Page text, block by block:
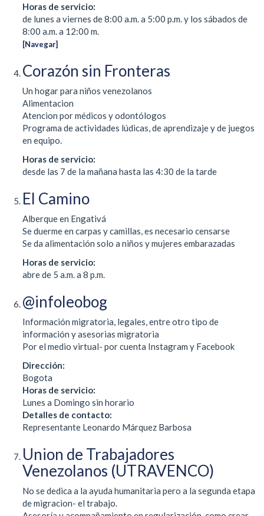
Horas de servicio:
de lunes a viernes de 8:00 a.m. a 5:00 p.m. y los sábados de
8:00 a.m. a 12:00 m.
[Navegar]
Corazón sin Fronteras
Un hogar para niños venezolanos
Alimentacion
Atencion por médicos y odontólogos
Programa de actividades lúdicas, de aprendizaje y de juegos
en equipo.
Horas de servicio:
desde las 7 de la mañana hasta las 4:30 de la tarde
El Camino
Alberque en Engativá
Se duerme en carpas y camillas, es necesario censarse
Se da alimentación solo a niños y mujeres embarazadas
Horas de servicio:
abre de 5 a.m. a 8 p.m.
@infoleobog
Información migratoria, legales, entre otro tipo de
información y asesorias migratoria
Por el medio virtual- por cuenta Instagram y Facebook
Dirección:
Bogota
Horas de servicio:
Lunes a Domingo sin horario
Detalles de contacto:
Representante Leonardo Márquez Barbosa
Union de Trabajadores
Venezolanos (UTRAVENCO)
No se dedica a la ayuda humanitaria pero a la segunda etapa
de migracion- el trabajo.